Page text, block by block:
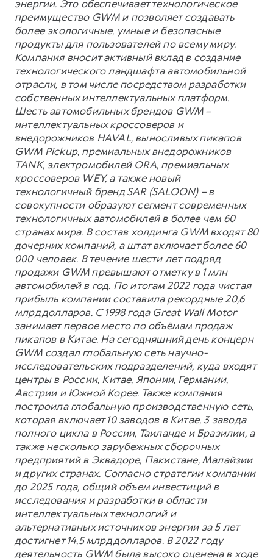
энергии. Это обеспечивает технологическое
преимущество GWM и позволяет создавать
более экологичные, умные и безопасные
продукты для пользователей по всему миру.
Компания вносит активный вклад в создание
технологического ландшафта автомобильной
отрасли, в том числе посредством разработки
собственных интеллектуальных платформ.
Шесть автомобильных брендов GWM –
интеллектуальных кроссоверов и
внедорожников HAVAL, выносливых пикапов
GWM Pickup, премиальных внедорожников
TANK, электромобилей ORA, премиальных
кроссоверов WEY, а также новый
технологичный бренд SAR (SALOON) – в
совокупности образуют сегмент современных
технологичных автомобилей в более чем 60
странах мира. В состав холдинга GWM входят 80
дочерних компаний, а штат включает более 60
000 человек. В течение шести лет подряд
продажи GWM превышают отметку в 1 млн
автомобилей в год. По итогам 2022 года чистая
прибыль компании составила рекордные 20,6
млрд долларов. С 1998 года Great Wall Motor
занимает первое место по объёмам продаж
пикапов в Китае. На сегодняшний день концерн
GWM создал глобальную сеть научно-
исследовательских подразделений, куда входят
центры в России, Китае, Японии, Германии,
Австрии и Южной Корее. Также компания
построила глобальную производственную сеть,
которая включает 10 заводов в Китае, 3 завода
полного цикла в России, Таиланде и Бразилии, а
также несколько зарубежных сборочных
предприятий в Эквадоре, Пакистане, Малайзии
и других странах. Согласно стратегии компании
до 2025 года, общий объем инвестиций в
исследования и разработки в области
интеллектуальных технологий и
альтернативных источников энергии за 5 лет
достигнет 14,5 млрд долларов. В 2022 году
деятельность GWM была высоко оценена в ходе